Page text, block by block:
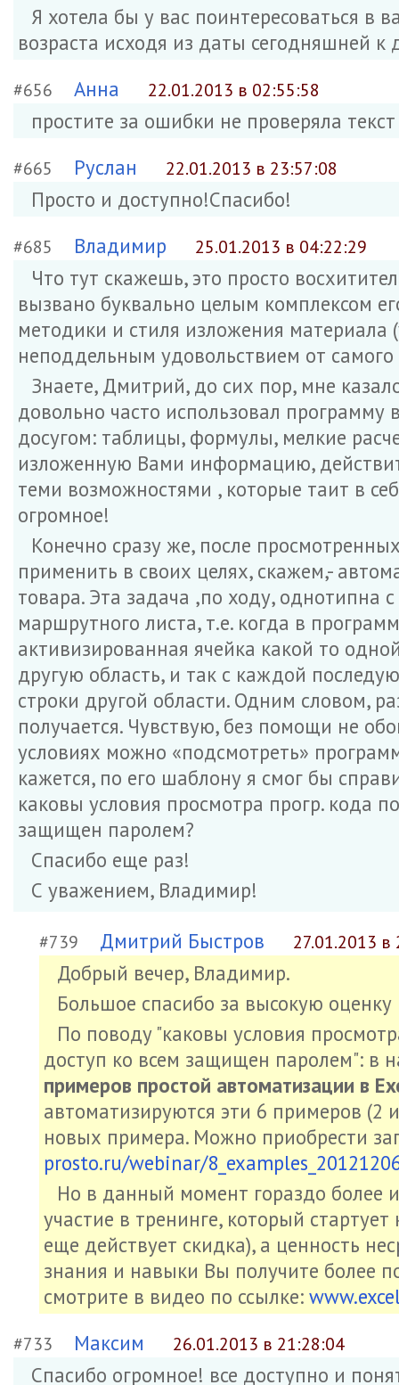
Я хотела бы у вас поинтересоваться в
возраста исходя из даты сегодняшней к
#656 Анна 22.01.2013 в 02:55:58
простите за ошибки не проверяла
#665 Руслан 22.01.2013 в 23:57:08
Просто и доступно!Спасибо!
#685 Владимир 25.01.2013 в 04:22:29
Что тут скажешь, это просто
вызвано буквально целым комплексом
методики и стиля изложения материала
неподдельным удовольствием от
Знаете, Дмитрий, до сих пор, мне
довольно часто использовал
досугом: таблицы, формулы, мелкие
изложенную Вами информацию,
теми возможностями , которые таит в
огромное!
Конечно сразу же, после
применить в своих целях, скажем,-
товара. Эта задача ,по ходу,
маршрутного листа, т.е. когда в
активизированная ячейка какой то
другую область, и так с каждой
строки другой области. Одним словом,
получается. Чувствую, без помощи не
условиях можно «подсмотреть»
кажется, по его шаблону я смог бы
каковы условия просмотра прогр. кода
защищен паролем?
Спасибо еще раз!
С уважением, Владимир!
#739 Дмитрий Быстров 27.01.2013 в
Добрый вечер, Владимир.
Большое спасибо за высокую
По поводу "каковы условия
доступ ко всем защищен паролем": в
примеров простой автоматизации в
автоматизируются эти 6 примеров
новых примера. Можно приобрести
prosto.ru/webinar/
Но в данный момент гораздо более
участие в тренинге, который
еще действует скидка), а ценность
знания и навыки Вы получите более
смотрите в видео по ссылке:
#733 Максим 26.01.2013 в 21:28:04
Спасибо огромное! все доступно и